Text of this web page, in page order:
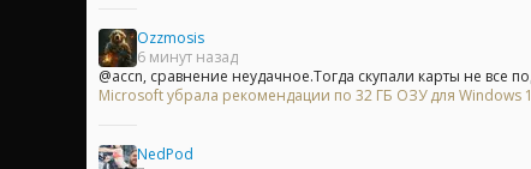
Ozzmosis
6 минут назад
@accn, сравнение неудачное.Тогда скупали карты не все
Microsoft убрала рекомендации по 32 ГБ ОЗУ для Windows
NedPod